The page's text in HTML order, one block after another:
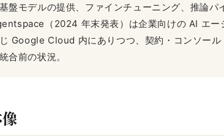
盤モデルの提供、ファインチューニング、推論
（2024 年末発表）は企業向けの AI エー
Google Cloud 内にありつつ、契約・コンソール
合前の状況。